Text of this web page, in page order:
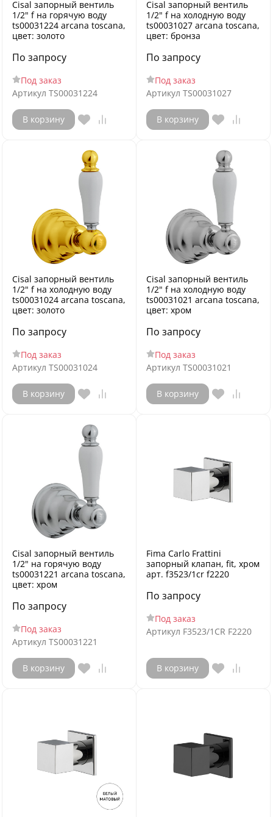
Cisal запорный вентиль
1/2" f на горячую воду
ts00031224 arcana toscana,
цвет: золото
По запросу
Под заказ
Артикул TS00031224
В корзину
Cisal запорный вентиль
1/2" f на холодную воду
ts00031027 arcana toscana,
цвет: бронза
По запросу
Под заказ
Артикул TS00031027
В корзину
Cisal запорный вентиль
1/2" f на холодную воду
ts00031024 arcana toscana,
цвет: золото
По запросу
Под заказ
Артикул TS00031024
В корзину
Cisal запорный вентиль
1/2" f на холодную воду
ts00031021 arcana toscana,
цвет: хром
По запросу
Под заказ
Артикул TS00031021
В корзину
Cisal запорный вентиль
1/2" на горячую воду
ts00031221 arcana toscana,
цвет: хром
По запросу
Под заказ
Артикул TS00031221
В корзину
Fima Carlo Frattini
запорный клапан, fit, хром
арт. f3523/1cr f2220
По запросу
Под заказ
Артикул F3523/1CR F2220
В корзину